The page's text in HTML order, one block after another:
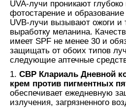
UVA-лучи проникают
фотостарение и
UVB-лучи вызывают ожоги и
выработку меланина.
имеет SPF не менее 30 и
защищать от обоих типов
следующие аптечные
1. СВР Клариаль Дневной
крем против пигментных
обеспечивает ежедневную
излучения, загрязненного